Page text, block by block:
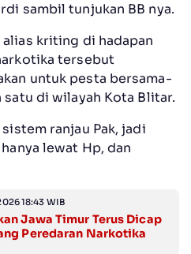
sambil tunjukan BB nya.
kriting di hadapan
tersebut
untuk pesta bersama-
satu di wilayah Kota Blitar.
ranjau Pak, jadi
lewat Hp, dan
18:43 WIB
Jawa Timur Terus Dicap
Peredaran Narkotika